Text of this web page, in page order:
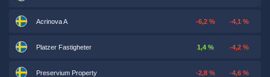
Acrinova A -6,2 % -4,1 %
Platzer Fastigheter 1,4 % -4,2 %
Preservium Property -2,8 % -4,6 %